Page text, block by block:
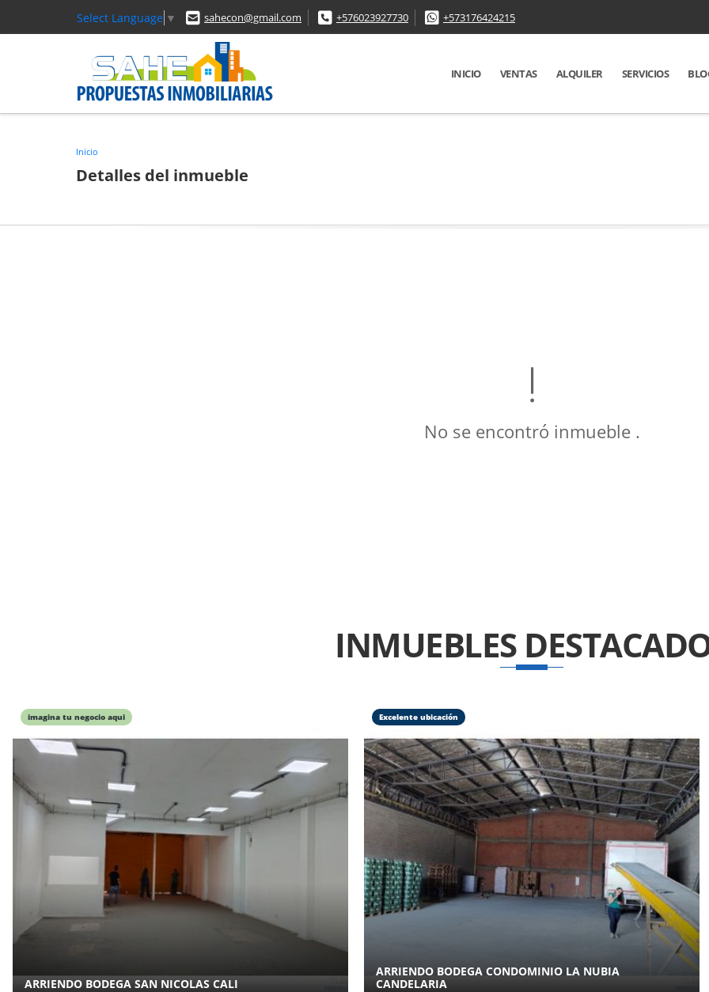
Select Language ▼ sahecon@gmail.com +576023927730 +573176424215
INICIO VENTAS ALQUILER SERVICIOS
Inicio
Detalles del inmueble
No se encontró inmueble .
INMUEBLES
imagina tu negocio aqui
ARRIENDO BODEGA SAN NICOLAS CALI
Excelente ubicación
ARRIENDO BODEGA CONDOMINIO LA NUBIA
CANDELARIA